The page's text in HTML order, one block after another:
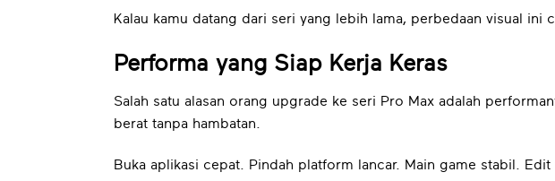
Kalau kamu datang dari seri yang lebih lama, perbedaan visual ini
Performa yang Siap Kerja Keras
Salah satu alasan orang upgrade ke seri Pro Max adalah
berat tanpa hambatan.
Buka aplikasi cepat. Pindah platform lancar. Main game stabil.